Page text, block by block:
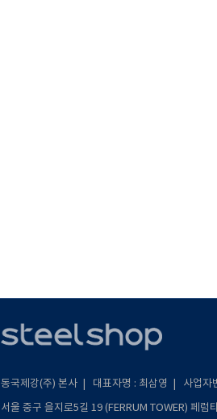
동국제강(주) 본사 | 대표자명 : 최삼영 | 사업
서울 중구 을지로5길 19 (FERRUM TOWER)